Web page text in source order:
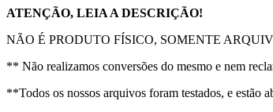
ATENÇÃO, LEIA A DESCRIÇÃO!
NÃO É PRODUTO FÍSICO, SOMENTE
** Não realizamos conversões do mesmo e nem
**Todos os nossos arquivos foram testados, e estão